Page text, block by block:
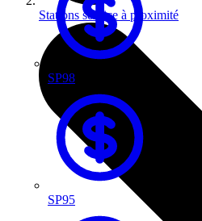
SP98
SP95
Stations service à proximité